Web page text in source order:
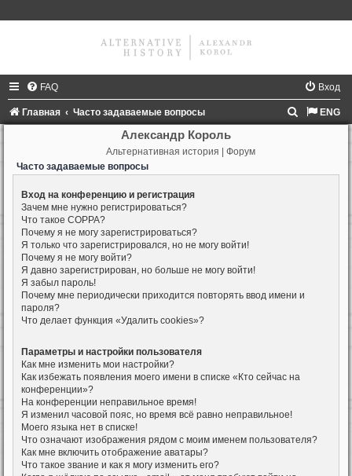
FAQ Вход
Главная Часто задаваемые вопросы ENG
с
Александр Король
Альтернативная история | Форум
Часто задаваемые вопросы
Вход на конференцию и регистрация
Зачем мне нужно регистрироваться?
Что такое COPPA?
Почему я не могу зарегистрироваться?
Я только что зарегистрировался, но не могу войти!
Почему я не могу войти?
Я давно зарегистрирован, но больше не могу войти!
Я забыл пароль!
Почему мне периодически приходится повторять ввод имени и
пароля?
Что делает функция «Удалить cookies»?
Параметры и настройки пользователя
Как мне изменить мои настройки?
Как избежать появления моего имени в списке «Кто сейчас на
конференции»?
На конференции неправильное время!
Я изменил часовой пояс, но время всё равно неправильное!
Моего языка нет в списке!
Что означают изображения рядом с моим именем пользователя?
Как мне включить отображение аватары?
Что такое звание и как я могу изменить его?